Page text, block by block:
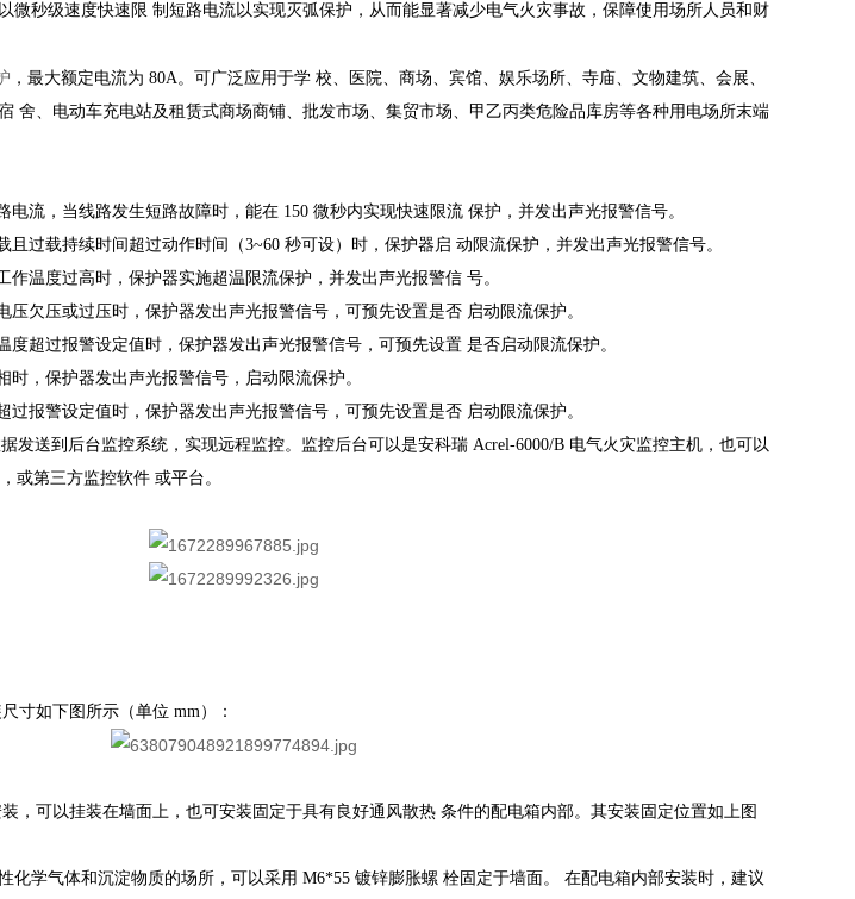
微秒级速度快速限 制短路电流以实现灭弧保护，从而能显著减少电气火灾事故，保障使用场所人员和财
，最大额定电流为 80A。可广泛应用于学 校、医院、商场、宾馆、娱乐场所、寺庙、文物建筑、会展、
舍、电动车充电站及租赁式商场商铺、批发市场、集贸市场、甲乙丙类危险品库房等各种用电场所末端
电流，当线路发生短路故障时，能在 150 微秒内实现快速限流 保护，并发出声光报警信号。
且过载持续时间超过动作时间（3~60 秒可设）时，保护器启 动限流保护，并发出声光报警信号。
作温度过高时，保护器实施超温限流保护，并发出声光报警信 号。
压欠压或过压时，保护器发出声光报警信号，可预先设置是否 启动限流保护。
度超过报警设定值时，保护器发出声光报警信号，可预先设置 是否启动限流保护。
，保护器发出声光报警信号，启动限流保护。
过报警设定值时，保护器发出声光报警信号，可预先设置是否 启动限流保护。
发送到后台监控系统，实现远程监控。监控后台可以是安科瑞 Acrel-6000/B 电气火灾监控主机，也可以
或第三方监控软件 或平台。
寸如下图所示（单位 mm）：
，可以挂装在墙面上，也可安装固定于具有良好通风散热 条件的配电箱内部。其安装固定位置如上图
化学气体和沉淀物质的场所，可以采用 M6*55 镀锌膨胀螺 栓固定于墙面。 在配电箱内部安装时，建议